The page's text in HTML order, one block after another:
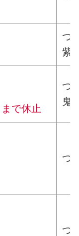
つ
紫
で休止
つ
鬼
つ
つ